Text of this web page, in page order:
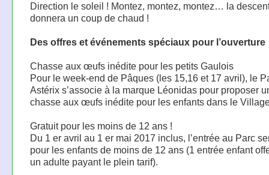
Direction le soleil ! Montez, montez, montez… la
donnera un coup de chaud !
Des offres et événements spéciaux pour l’ouverture
Chasse aux œufs inédite pour les petits Gaulois
Pour le week-end de Pâques (les 15,16 et 17 avril), le
Astérix s’associe à la marque Léonidas pour proposer
chasse aux œufs inédite pour les enfants dans le
Gratuit pour les moins de 12 ans !
Du 1 er avril au 1 er mai 2017 inclus, l’entrée au Parc
pour les enfants de moins de 12 ans (1 entrée enfant
un adulte payant le plein tarif).